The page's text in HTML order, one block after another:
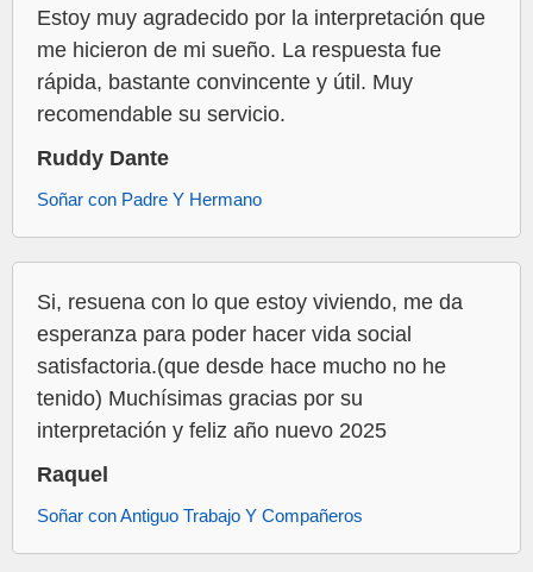
Estoy muy agradecido por la interpretación que
me hicieron de mi sueño. La respuesta fue
rápida, bastante convincente y útil. Muy
recomendable su servicio.
Ruddy Dante
Soñar con Padre Y Hermano
Si, resuena con lo que estoy viviendo, me da
esperanza para poder hacer vida social
satisfactoria.(que desde hace mucho no he
tenido) Muchísimas gracias por su
interpretación y feliz año nuevo 2025
Raquel
Soñar con Antiguo Trabajo Y Compañeros